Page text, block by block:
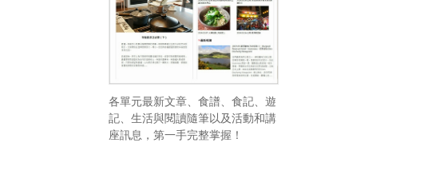
各單元最新文章、食譜、食記、遊
記、生活與閱讀隨筆以及活動和講
座訊息，第一手完整掌握！